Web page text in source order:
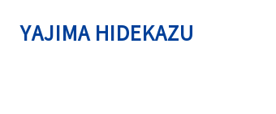
YAJIMA HIDEKAZU